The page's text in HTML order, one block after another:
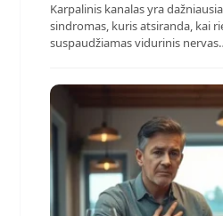
Karpalinis kanalas yra
sindromas, kuris atsiranda, kai
suspaudžiamas vidurinis